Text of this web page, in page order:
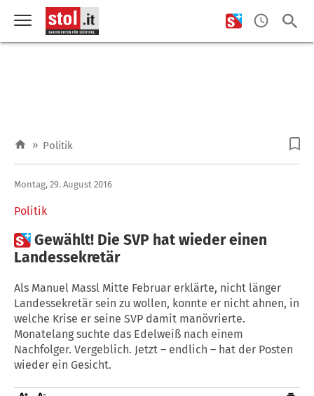
» Politik
Politik
Montag, 29. August 2016
Gewählt! Die SVP hat wieder einen
Landessekretär
Als Manuel Massl Mitte Februar erklärte, nicht länger
Landessekretär sein zu wollen, konnte er nicht ahnen, in
welche Krise er seine SVP damit manövrierte.
Monatelang suchte das Edelweiß nach einem
Nachfolger. Vergeblich. Jetzt – endlich – hat der Posten
wieder ein Gesicht.